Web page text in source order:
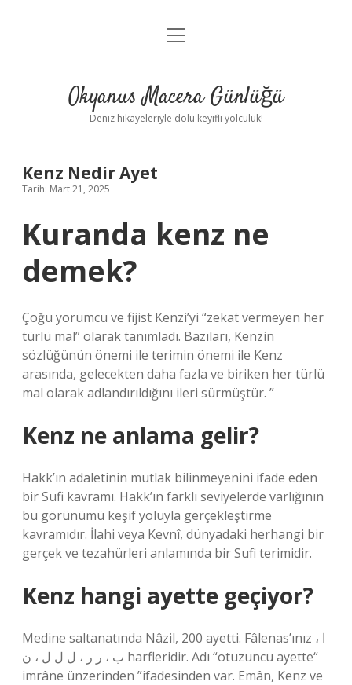
Anasayfa
Yasal Uyarı
menüyü
Okyanus Macera Günlüğü
Deniz hikayeleriyle dolu keyifli yolculuk!
Kenz Nedir Ayet
Tarih: Mart 21, 2025
Kuranda kenz ne
demek?
Çoğu yorumcu ve fijist Kenzi’yi “zekat vermeyen her
türlü mal” olarak tanımladı. Bazıları, Kenzin
sözlüğünün önemi ile terimin önemi ile Kenz
arasında, gelecekten daha fazla ve biriken her türlü
mal olarak adlandırıldığını ileri sürmüştür. ”
Kenz ne anlama gelir?
Hakk’ın adaletinin mutlak bilinmeyenini ifade eden
bir Sufi kavramı. Hakk’ın farklı seviyelerde varlığının
bu görünümü keşif yoluyla gerçekleştirme
kavramıdır. İlahi veya Kevnî, dünyadaki herhangi bir
gerçek ve tezahürleri anlamında bir Sufi terimidir.
Kenz hangi ayette geçiyor?
Medine saltanatında Nâzil, 200 ayetti. Fâlenas’ınız ا ،
ب ، ر ر ، ل ل ل ، ن harfleridir. Adı “otuzuncu ayette“
imrâne ünzerinden ”ifadesinden var. Emân, Kenz ve